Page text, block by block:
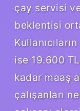
çay servisi
beklentisi
ise 19.600
kadar maaş
çalışanları